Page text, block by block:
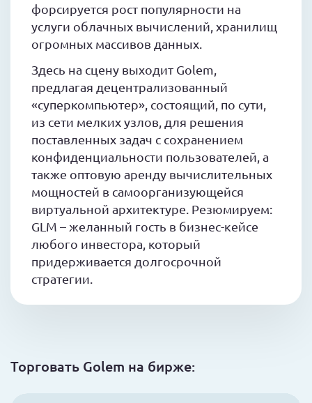
форсируется рост популярности на
услуги облачных вычислений, хранилищ
огромных массивов данных.
Здесь на сцену выходит Golem,
предлагая децентрализованный
«суперкомпьютер», состоящий, по сути,
из сети мелких узлов, для решения
поставленных задач с сохранением
конфиденциальности пользователей, а
также оптовую аренду вычислительных
мощностей в самоорганизующейся
виртуальной архитектуре. Резюмируем:
GLM – желанный гость в бизнес-кейсе
любого инвестора, который
придерживается долгосрочной
стратегии.
Торговать Golem на бирже: